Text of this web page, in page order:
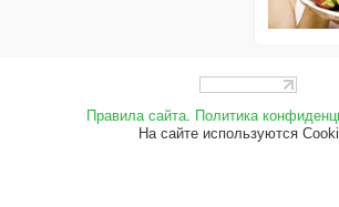
Правила сайта. Политика
На сайте используются